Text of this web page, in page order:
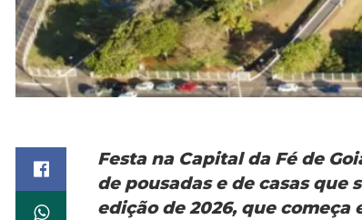
Festa na Capital da Fé de
de pousadas e de casas que
edição de 2026, que começa